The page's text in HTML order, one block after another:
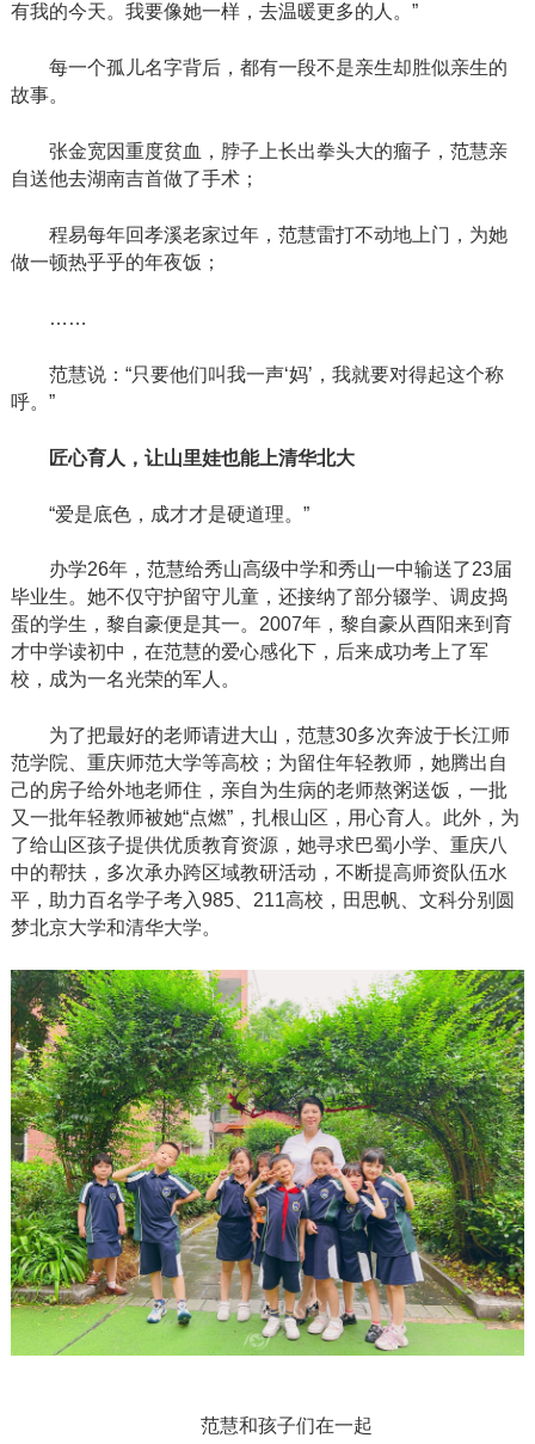
有我的今天。我要像她一样，去温暖更多的人。”
每一个孤儿名字背后，都有一段不是亲生却胜似亲生的
故事。
张金宽因重度贫血，脖子上长出拳头大的瘤子，范慧亲
自送他去湖南吉首做了手术；
程易每年回孝溪老家过年，范慧雷打不动地上门，为她
做一顿热乎乎的年夜饭；
……
范慧说： “只要他们叫我一声‘妈’，我就要对得起这个称
呼。”
匠心育人 ，让山里娃也能上清华北大
“爱是底色，成才才是硬道理。”
办学26年，范慧给秀山高级中学和秀山一中输送了23届
毕业生。她不仅守护留守儿童，还接纳了部分辍学、调皮捣
蛋的学生，黎自豪便是其一。2007年，黎自豪从酉阳来到育
才中学读初中，在范慧的爱心感化下，后来成功考上了军
校，成为一名光荣的军人。
为了把最好的老师请进大山，范慧30多次奔波于长江师
范学院、重庆师范大学等高校；为留住年轻教师，她腾出自
己的房子给外地老师住，亲自为生病的老师熬粥送饭，一批
又一批年轻教师被她“点燃”，扎根山区，用心育人。此外，为
了给山区孩子提供优质教育资源，她寻求巴蜀小学、重庆八
中的帮扶，多次承办跨区域教研活动，不断提高师资队伍水
平，助力百名学子考入985、211高校，田思帆、文科分别圆
梦北京大学和清华大学。
范慧和孩子们在一起